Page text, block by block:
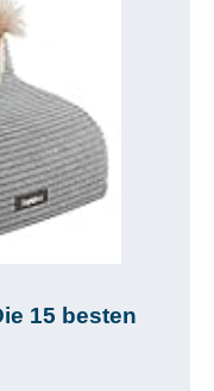
15 besten